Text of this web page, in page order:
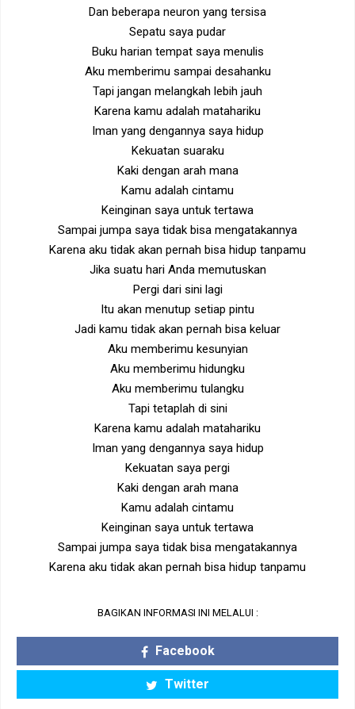
Dan beberapa neuron yang tersisa
Sepatu saya pudar
Buku harian tempat saya menulis
Aku memberimu sampai desahanku
Tapi jangan melangkah lebih jauh
Karena kamu adalah matahariku
Iman yang dengannya saya hidup
Kekuatan suaraku
Kaki dengan arah mana
Kamu adalah cintamu
Keinginan saya untuk tertawa
Sampai jumpa saya tidak bisa mengatakannya
Karena aku tidak akan pernah bisa hidup tanpamu
Jika suatu hari Anda memutuskan
Pergi dari sini lagi
Itu akan menutup setiap pintu
Jadi kamu tidak akan pernah bisa keluar
Aku memberimu kesunyian
Aku memberimu hidungku
Aku memberimu tulangku
Tapi tetaplah di sini
Karena kamu adalah matahariku
Iman yang dengannya saya hidup
Kekuatan saya pergi
Kaki dengan arah mana
Kamu adalah cintamu
Keinginan saya untuk tertawa
Sampai jumpa saya tidak bisa mengatakannya
Karena aku tidak akan pernah bisa hidup tanpamu
BAGIKAN INFORMASI INI MELALUI :
Facebook
Twitter